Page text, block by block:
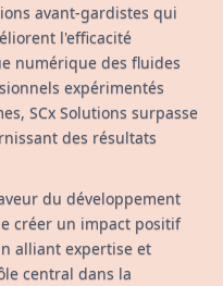
avant-gardistes qui
l'efficacité
numérique des fluides
expérimentés
SCx Solutions surpasse
des résultats
du développement
créer un impact positif
alliant expertise et
central dans la